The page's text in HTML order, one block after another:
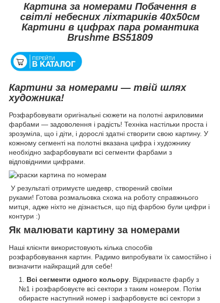
Картина за номерами Побачення в
світлі небесних ліхтариків 40х50см
Картини в цифрах пара романтика
Brushme BS51809
Картини за номерами — твій шлях
художника!
Розфарбовувати оригінальні сюжети на полотні акриловими
фарбами — задоволення і радість! Техніка настільки проста і
зрозуміла, що і діти, і дорослі здатні створити свою картину. У
кожному сегменті на полотні вказана цифра і художнику
необхідно зафарбовувати всі сегменти фарбами з
відповідними цифрами.
У результаті отримуєте шедевр, створений своїми
руками! Готова розмальовка схожа на роботу справжнього
митця, адже ніхто не дізнається, що під фарбою були цифри і
контури :)
Як малювати картину за номерами
Наші клієнти використовують кілька способів
розфарбовування картин. Радимо випробувати їх самостійно і
визначити найкращий для себе!
Всі сегменти одного кольору . Відкриваєте фарбу з
№1 і розфарбовуєте всі сектори з таким номером. Потім
обираєте наступний номер і зафарбовуєте всі сектори з